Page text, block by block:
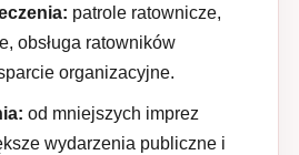
patrole ratownicze,
obsługa ratowników
organizacyjne.
od mniejszych imprez
wydarzenia publiczne i